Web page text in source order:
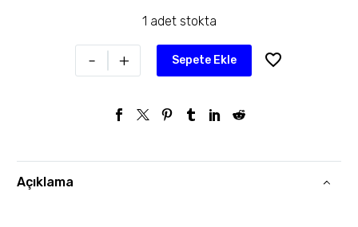
1 adet stokta
- + Sepete Ekle
Açıklama